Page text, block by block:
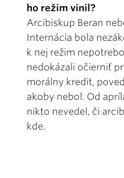
ho režim vinil?
Arcibiskup Beran
Internácia bola
k nej režim
nedokázali očierniť
morálny kredit,
akoby nebol. Od
nikto nevedel, či
kde.